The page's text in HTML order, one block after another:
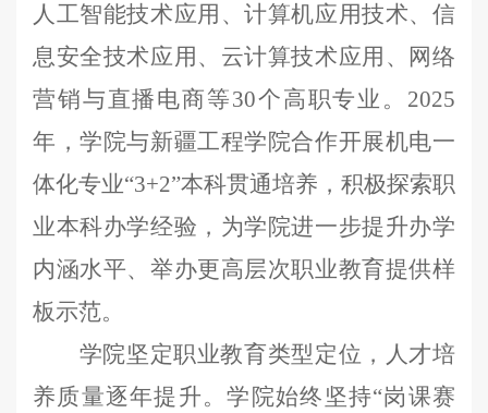
人工智能技术应用、计算机应用技术、信
息安全技术应用、 云计算技术应用、
网络
营销与直播电商等30个高职专业 。 2025
年，学院与新疆工程学院合作开展机电一
体化专业“3+2”本科贯通培养，积极探索职
业本科办学经验，为学院进一步提升办学
内涵水平、举办更高层次职业教育提供样
板示范。
学院坚定职业教育类型定位，人才培
养质量逐年提升。学院始终坚持“岗课赛